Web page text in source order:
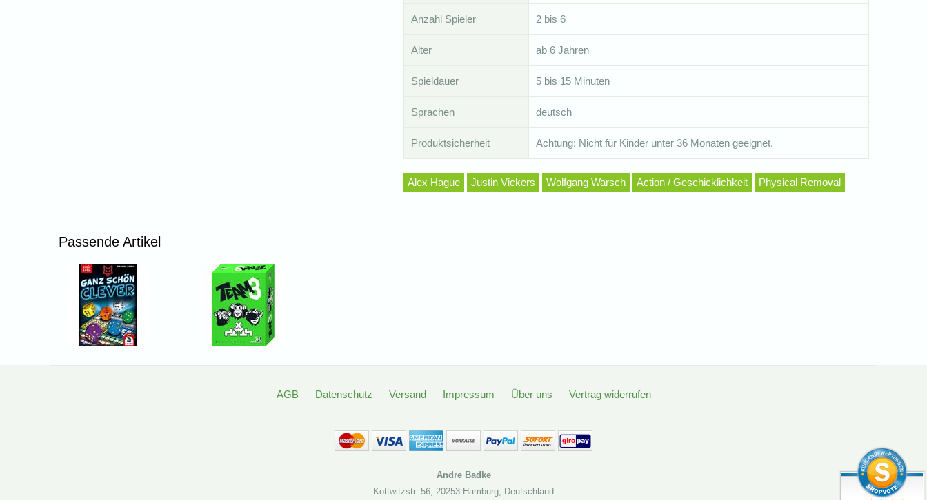
Anzahl Spieler 2 bis 6
Alter ab 6 Jahren
Spieldauer 5 bis 15 Minuten
Sprachen deutsch
Produktsicherheit Achtung: Nicht für Kinder unter 36 Monaten geeignet.
Alex Hague Justin Vickers Wolfgang Warsch Action / Geschicklichkeit Physical Removal
Passende Artikel
AGB Datenschutz Versand Impressum Über uns Vertrag widerrufen
Andre Badke
Kottwitzstr. 56, 20253 Hamburg, Deutschland